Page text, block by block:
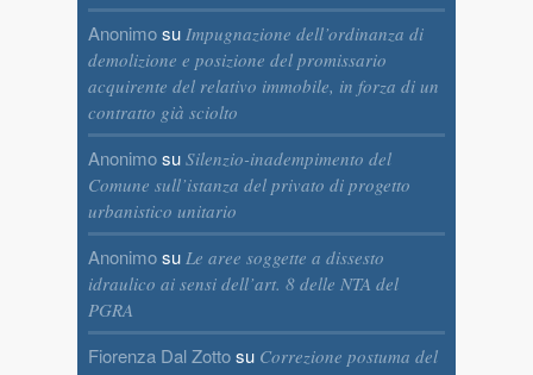
Anonimosu Impugnazione dell’ordinanza di
demolizione e posizione del promissario
acquirente del relativo immobile, in forza di un
contratto già sciolto
Anonimosu Silenzio-inadempimento del
Comune sull’istanza del privato di progetto
urbanistico unitario
Anonimosu Le aree soggette a dissesto
idraulico ai sensi dell’art. 8 delle NTA del
PGRA
Fiorenza Dal Zottosu Correzione postuma del